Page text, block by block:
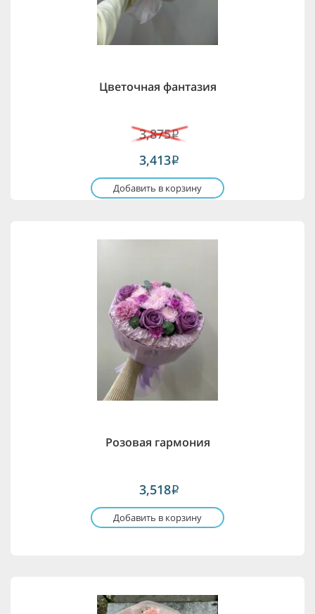
Цветочная фантазия
3,875i
3,413i
Добавить в корзину
Розовая гармония
3,518i
Добавить в корзину